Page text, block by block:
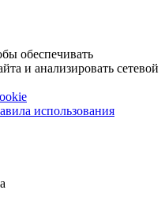
обеспечивать
и анализировать сетевой
использования